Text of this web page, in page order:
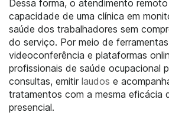
Dessa forma, o atendimento
capacidade de uma clínica em
saúde dos trabalhadores sem
do serviço. Por meio de
videoconferência e plataformas
profissionais de saúde ocupacional
consultas, emitir laudos e
tratamentos com a mesma eficácia
presencial.